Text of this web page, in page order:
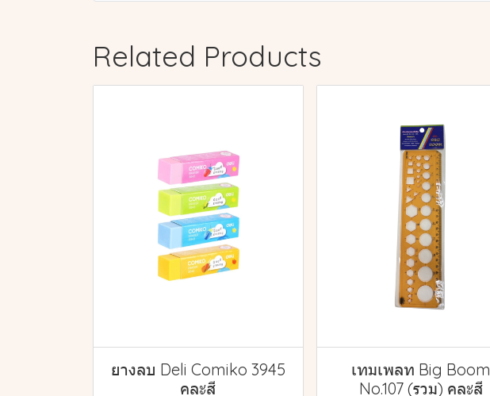
Related Products
ยางลบ Deli Comiko 3945
คละสี
เทมเพลท Big Boom
No.107 (รวม) คละสี